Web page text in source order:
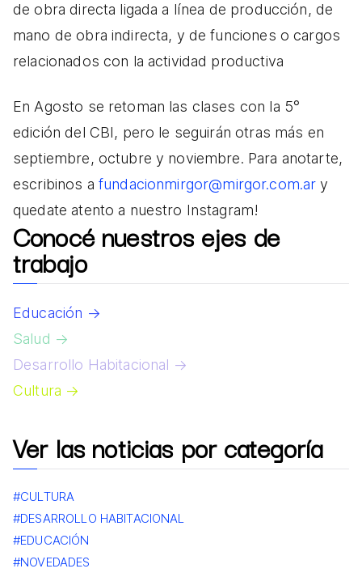
de obra directa ligada a línea de producción, de
mano de obra indirecta, y de funciones o cargos
relacionados con la actividad productiva
En Agosto se retoman las clases con la 5°
edición del CBI, pero le seguirán otras más en
septiembre, octubre y noviembre. Para anotarte,
escribinos a fundacionmirgor@mirgor.com.ar y
quedate atento a nuestro Instagram!
Conocé nuestros ejes de
trabajo
Educación →
Salud →
Desarrollo Habitacional →
Cultura →
Ver las noticias por categoría
#CULTURA
#DESARROLLO HABITACIONAL
#EDUCACIÓN
#NOVEDADES